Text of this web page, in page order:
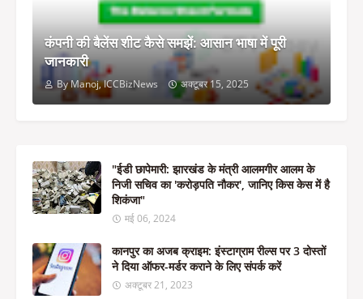
कंपनी की बैलेंस शीट कैसे समझें: आसान भाषा में पूरी
जानकारी
By Manoj, ICCBizNews अक्टूबर 15, 2025
"ईडी छापेमारी: झारखंड के मंत्री आलमगीर आलम के
निजी सचिव का 'करोड़पति नौकर', जानिए किस केस में है
शिकंजा"
मई 06, 2024
कानपुर का अजब क्राइम: इंस्टाग्राम रील्स पर 3 दोस्तों
ने दिया ऑफर-मर्डर कराने के लिए संपर्क करें
अक्टूबर 21, 2023